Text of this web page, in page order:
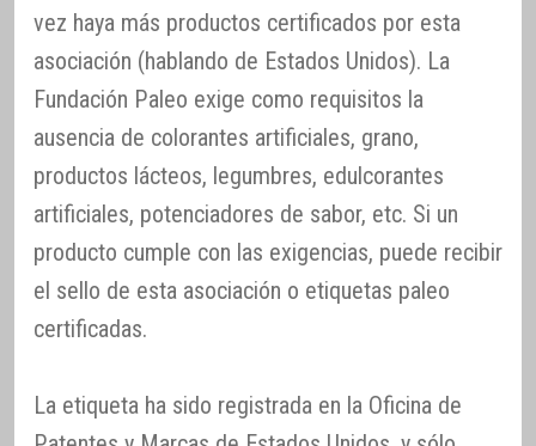
vez haya más productos certificados por esta
asociación (hablando de Estados Unidos). La
Fundación Paleo exige como requisitos la
ausencia de colorantes artificiales, grano,
productos lácteos, legumbres, edulcorantes
artificiales, potenciadores de sabor, etc. Si un
producto cumple con las exigencias, puede recibir
el sello de esta asociación o etiquetas paleo
certificadas.
La etiqueta ha sido registrada en la Oficina de